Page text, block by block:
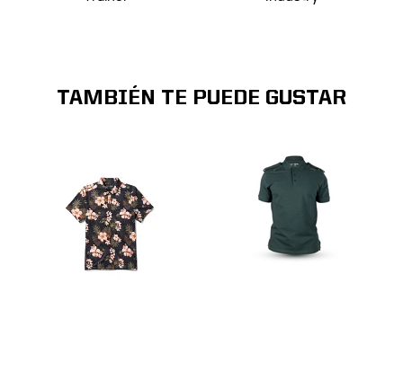
TAMBIÉN TE PUEDE GUSTAR